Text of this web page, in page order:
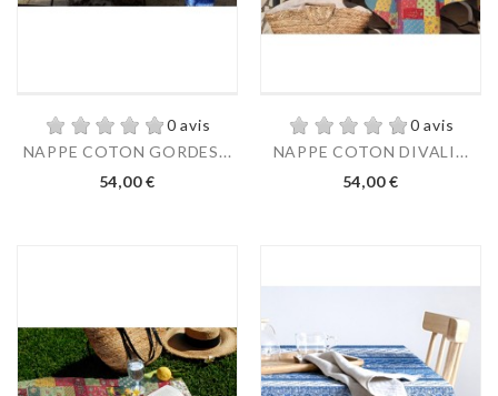
0 avis
NAPPE COTON GORDES...
54,00 €
0 avis
NAPPE COTON DIVALI...
54,00 €